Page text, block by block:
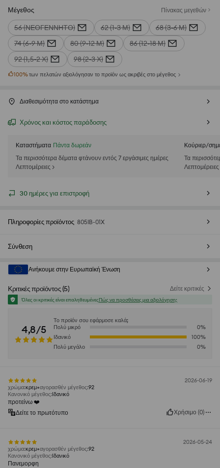
Μέγεθος Πίνακας μεγεθών
56 (ΝΕΟΓΈΝΝΗΤΟ) 62 (1-3 Μ)
68 (3-6 Μ)
74 (6-9 Μ)
80 (9-12 Μ)
86 (12-18 Μ)
92 (1,5-2 Χ)
98 (2-3 Χ)
100%των πελατών αξιολόγησαν το προϊόν ως ακριβές στο μέγεθος
Διαθεσιμότητα στο κατάστημα
Χρόνος και κόστος παράδοσης
Καταστήματα Πάντα δωρεάν
Τα περισσότερα δέματα φτάνουν εντός 7 εργάσιμες ημέρες
Λεπτομέρειες >
Κούριερ/
Τα
Λεπτομέρειες
30 ημέρες για επιστροφή
Πληροφορίες προϊόντος 805IB-01X
Σύνθεση
Ανήκουμε στην Ευρωπαϊκή Ένωση
Κριτικές προϊόντος(5) Δείτε κριτικές
Όλες οι κριτικές είναι επαληθευμένεςΠώς να προσθέσεις μια αξιολόγηση;
4,8/5
Το προϊόν σου εφάρμοσε καλά;
Πολύ μικρό
0%
Ιδανικό
100%
Πολύ μεγάλο
0%
2026-06-19
χρώμα:κρεμ αγορασθέν μέγεθος:92
Κανονικό μέγεθος:Ιδανικό
προτείνω ❤️
Δείτε το πρωτότυπο
Χρήσιμο (0)
2026-05-24
χρώμα:κρεμ αγορασθέν μέγεθος:92
Κανονικό μέγεθος:Ιδανικό
Πανεμορφη